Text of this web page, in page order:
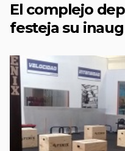
El complejo
festeja su